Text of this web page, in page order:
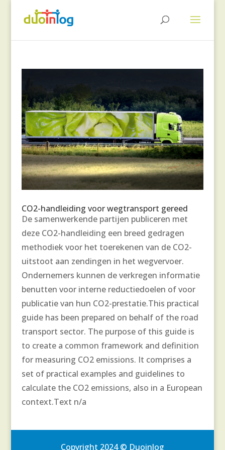
CO2-handleiding voor wegtransport gereed
De samenwerkende partijen publiceren met
deze CO2-handleiding een breed gedragen
methodiek voor het toerekenen van de CO2-
uitstoot aan zendingen in het wegvervoer.
Ondernemers kunnen de verkregen informatie
benutten voor interne reductiedoelen of voor
publicatie van hun CO2-prestatie.This practical
guide has been prepared on behalf of the road
transport sector. The purpose of this guide is
to create a common framework and definition
for measuring CO2 emissions. It comprises a
set of practical examples and guidelines to
calculate the CO2 emissions, also in a European
context.Text n/a
Copyright 2024 © Duoinlog